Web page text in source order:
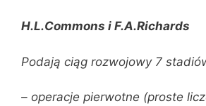
H.L.Commons i F.A.Richards
Podają ciąg rozwojowy 7
– operacje pierwotne (proste